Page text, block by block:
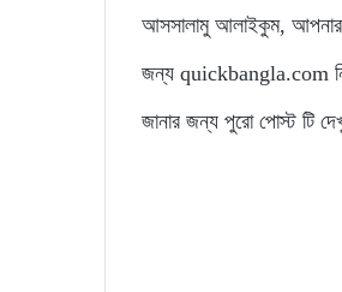
আসসালামু আলাইকুম,
জন্য quickbangla.com
জানার জন্য পুরো পোস্ট টি